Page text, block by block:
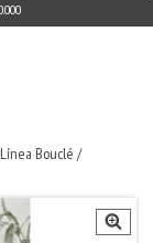
Línea Bouclé /